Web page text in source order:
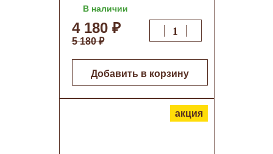
В наличии
4 180 ₽
5 180 ₽
Добавить в корзину
акция